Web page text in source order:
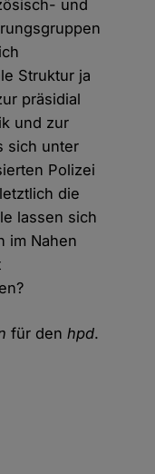
und
Struktur ja
präsidial
und zur
sich unter
Polizei
die
lassen sich
im Nahen
für denhpd.